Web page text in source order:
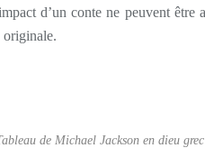
d’un conte ne peuvent être
originale.
de Michael Jackson en dieu